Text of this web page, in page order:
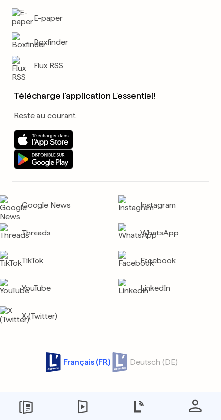
E-paper
Boxfinder
Flux RSS
Télécharge l'application L'essentiel!
Reste au courant.
Google News Instagram
Threads WhatsApp
TikTok Facebook
YouTube LinkedIn
X (Twitter)
Français (FR) Deutsch (DE)
Protection des données
Conditions générales